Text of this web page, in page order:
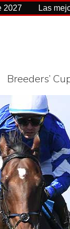
cifras Beyer
Breeders’